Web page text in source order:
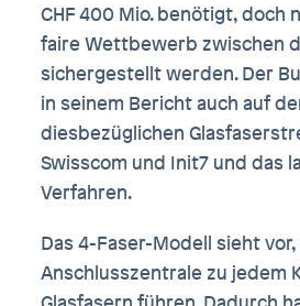
CHF 400 Mio. benötigt, doch
faire Wettbewerb zwischen
sichergestellt werden. Der
in seinem Bericht auch auf
diesbezüglichen
Swisscom und Init7 und das
Verfahren.
Das 4-Faser-Modell sieht
Anschlusszentrale zu jedem